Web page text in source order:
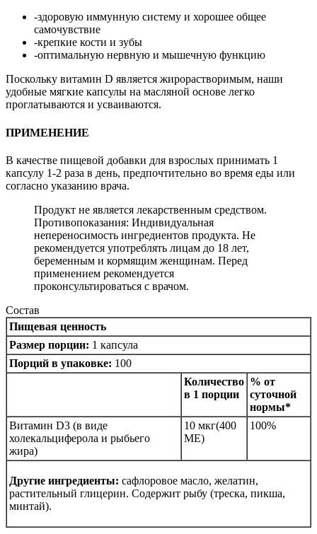
-здоровую иммунную систему и хорошее общее
самочувствие
-крепкие кости и зубы
-оптимальную нервную и мышечную функцию
Поскольку витамин D является жирорастворимым, наши
удобные мягкие капсулы на масляной основе легко
проглатываются и усваиваются.
ПРИМЕНЕНИЕ
В качестве пищевой добавки для взрослых принимать 1
капсулу 1-2 раза в день, предпочтительно во время еды или
согласно указанию врача.
Продукт не является лекарственным средством.
Противопоказания: Индивидуальная
непереносимость ингредиентов продукта. Не
рекомендуется употреблять лицам до 18 лет,
беременным и кормящим женщинам. Перед
применением рекомендуется
проконсультироваться с врачом.
Состав
Пищевая ценность
Размер порции: 1 капсула
Порций в упаковке: 100
Количество
в 1 порции
% от
суточной
нормы*
Витамин D3 (в виде
холекальциферола и рыбьего
жира)
10 мкг(400
МЕ)
100%
Другие ингредиенты: сафлоровое масло, желатин,
растительный глицерин. Содержит рыбу (треска, пикша,
минтай).